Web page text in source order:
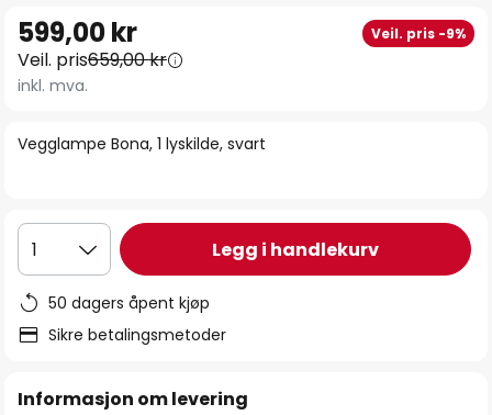
begynnelsen
av
Vegglampe Bona, 1 lyskilde, svart
599,00 kr Veil. pris -9%
Veil. pris659,00 kr
inkl. mva.
1 Legg i handlekurv
50 dagers åpent kjøp
Sikre betalingsmetoder
Informasjon om levering